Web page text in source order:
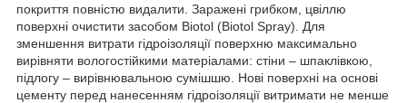
покриття повністю видалити. Заражені грибком, цвіллю
поверхні очистити засобом Biotol (Biotol Spray). Для
зменшення витрати гідроізоляції поверхню максимально
вирівняти вологостійкими матеріалами: стіни – шпаклівкою,
підлогу – вирівнювальною сумішшю. Нові поверхні на основі
цементу перед нанесенням гідроізоляції витримати не менше